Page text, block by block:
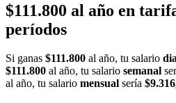
$111.800 al año en
períodos
Si ganas $111.800 al año, tu salario
$111.800 al año, tu salario semanal
al año, tu salario mensual sería